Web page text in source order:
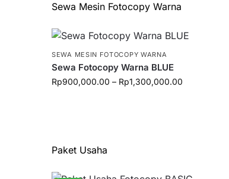
Sewa Mesin Fotocopy Warna
SEWA MESIN FOTOCOPY WARNA
Sewa Fotocopy Warna BLUE
Rp900,000.00 – Rp1,300,000.00
Paket Usaha